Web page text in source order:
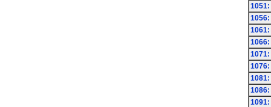
1051:
1056:
1061:
1066:
1071:
1076:
1081:
1086:
1091: